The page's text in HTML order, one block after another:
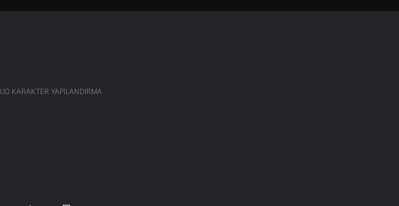
UO KARAKTER YAPILANDIRMA